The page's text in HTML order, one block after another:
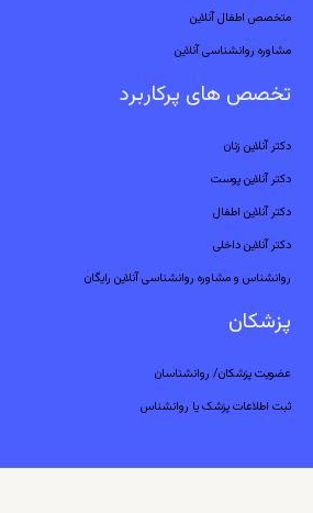
متخصص اطفال آنلاین
مشاوره روانشناسی آنلاین
تخصص های پرکاربرد
دکتر آنلاین زنان
دکتر آنلاین پوست
دکتر آنلاین اطفال
دکتر آنلاین داخلی
روانشناس و مشاوره روانشناسی آنلاین رایگان
پزشکان
عضویت پزشکان/ روانشناسان
ثبت اطلاعات پزشک یا روانشناس